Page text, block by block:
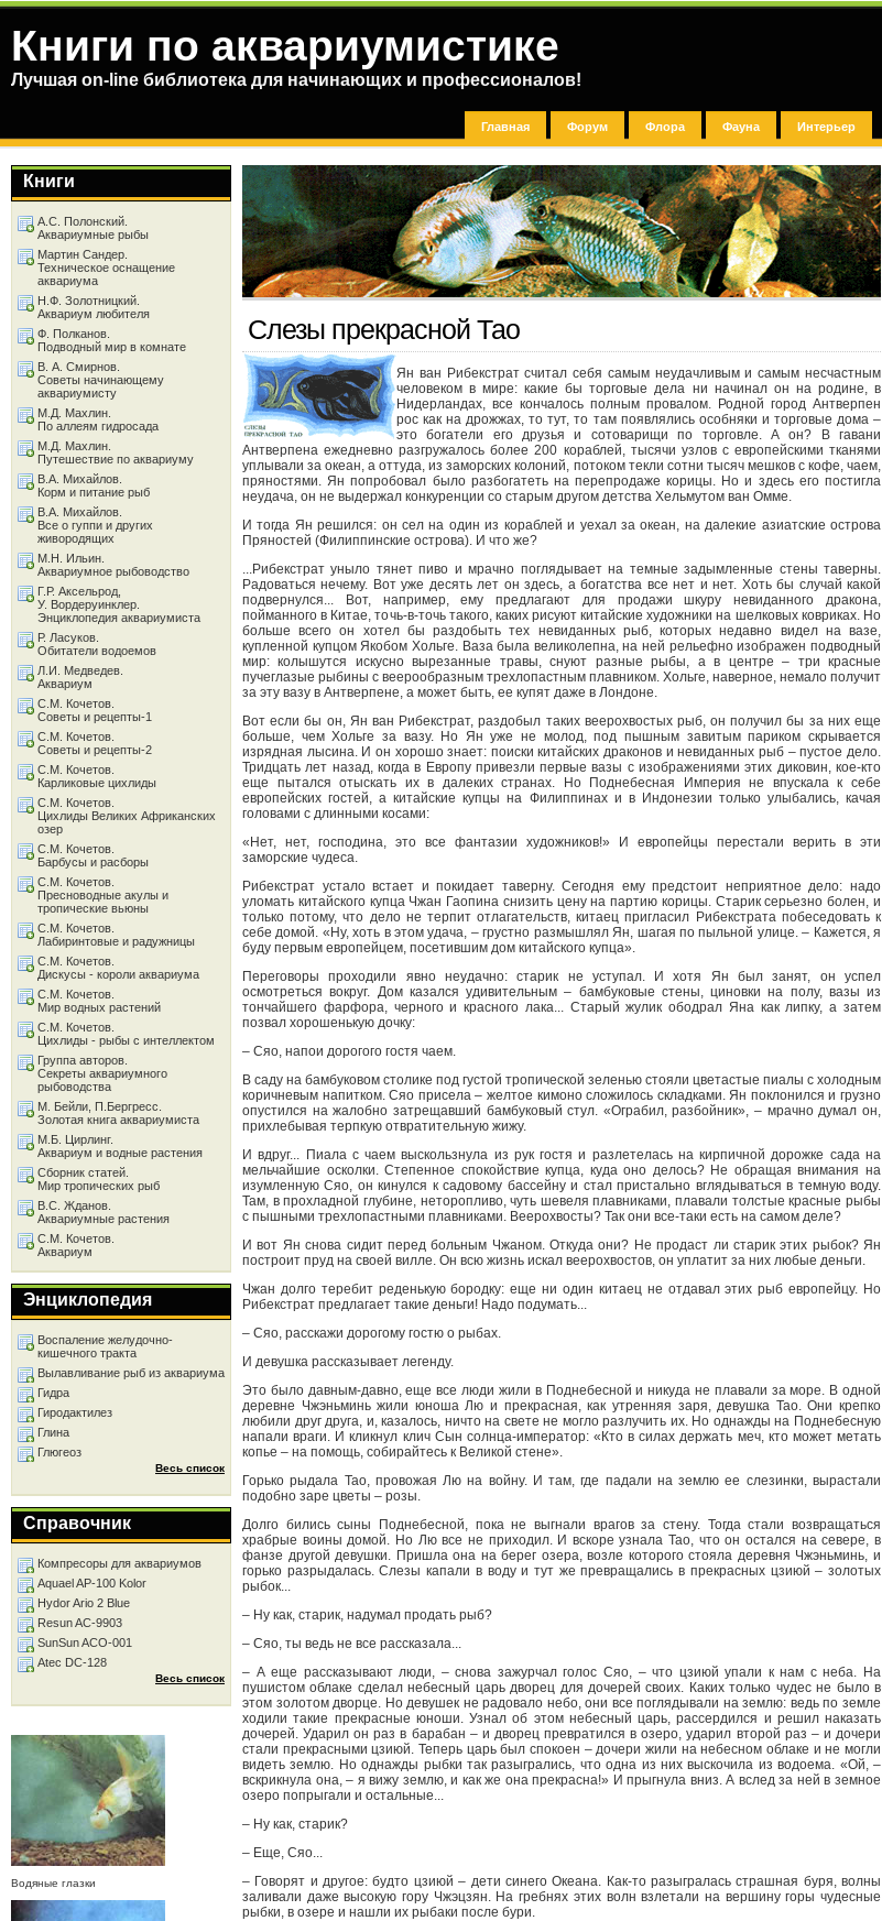
Книги по аквариумистике
Лучшая on-line библиотека для начинающих и профессионалов!
Главная Форум Флора Фауна Интерьер
Слезы прекрасной Тао
Ян ван Рибекстрат считал себя самым неудачливым и самым несчастным
человеком в мире: какие бы торговые дела ни начинал он на родине, в
Нидерландах, все кончалось полным провалом. Родной город Антверпен
рос как на дрожжах, то тут, то там появлялись особняки и торговые дома –
это богатели его друзья и сотоварищи по торговле. А он? В гавани
Антверпена ежедневно разгружалось более 200 кораблей, тысячи узлов с европейскими тканями
уплывали за океан, а оттуда, из заморских колоний, потоком текли сотни тысяч мешков с кофе, чаем,
пряностями. Ян попробовал было разбогатеть на перепродаже корицы. Но и здесь его постигла
неудача, он не выдержал конкуренции со старым другом детства Хельмутом ван Омме.
И тогда Ян решился: он сел на один из кораблей и уехал за океан, на далекие азиатские острова
Пряностей (Филиппинские острова). И что же?
...Рибекстрат уныло тянет пиво и мрачно поглядывает на темные задымленные стены таверны.
Радоваться нечему. Вот уже десять лет он здесь, а богатства все нет и нет. Хоть бы случай какой
подвернулся... Вот, например, ему предлагают для продажи шкуру невиданного дракона,
пойманного в Китае, точь-в-точь такого, каких рисуют китайские художники на шелковых ковриках. Но
больше всего он хотел бы раздобыть тех невиданных рыб, которых недавно видел на вазе,
купленной купцом Якобом Хольге. Ваза была великолепна, на ней рельефно изображен подводный
мир: колышутся искусно вырезанные травы, снуют разные рыбы, а в центре – три красные
пучеглазые рыбины с веерообразным трехлопастным плавником. Хольге, наверное, немало получит
за эту вазу в Антверпене, а может быть, ее купят даже в Лондоне.
Вот если бы он, Ян ван Рибекстрат, раздобыл таких веерохвостых рыб, он получил бы за них еще
больше, чем Хольге за вазу. Но Ян уже не молод, под пышным завитым париком скрывается
изрядная лысина. И он хорошо знает: поиски китайских драконов и невиданных рыб – пустое дело.
Тридцать лет назад, когда в Европу привезли первые вазы с изображениями этих диковин, кое-кто
еще пытался отыскать их в далеких странах. Но Поднебесная Империя не впускала к себе
европейских гостей, а китайские купцы на Филиппинах и в Индонезии только улыбались, качая
головами с длинными косами:
«Нет, нет, господина, это все фантазии художников!» И европейцы перестали верить в эти
заморские чудеса.
Рибекстрат устало встает и покидает таверну. Сегодня ему предстоит неприятное дело: надо
уломать китайского купца Чжан Гаопина снизить цену на партию корицы. Старик серьезно болен, и
только потому, что дело не терпит отлагательств, китаец пригласил Рибекстрата побеседовать к
себе домой. «Ну, хоть в этом удача, – грустно размышлял Ян, шагая по пыльной улице. – Кажется, я
буду первым европейцем, посетившим дом китайского купца».
Переговоры проходили явно неудачно: старик не уступал. И хотя Ян был занят, он успел
осмотреться вокруг. Дом казался удивительным – бамбуковые стены, циновки на полу, вазы из
тончайшего фарфора, черного и красного лака... Старый жулик ободрал Яна как липку, а затем
позвал хорошенькую дочку:
– Сяо, напои дорогого гостя чаем.
В саду на бамбуковом столике под густой тропической зеленью стояли цветастые пиалы с холодным
коричневым напитком. Сяо присела – желтое кимоно сложилось складками. Ян поклонился и грузно
опустился на жалобно затрещавший бамбуковый стул. «Ограбил, разбойник», – мрачно думал он,
прихлебывая терпкую отвратительную жижу.
И вдруг... Пиала с чаем выскользнула из рук гостя и разлетелась на кирпичной дорожке сада на
мельчайшие осколки. Степенное спокойствие купца, куда оно делось? Не обращая внимания на
изумленную Сяо, он кинулся к садовому бассейну и стал пристально вглядываться в темную воду.
Там, в прохладной глубине, неторопливо, чуть шевеля плавниками, плавали толстые красные рыбы
с пышными трехлопастными плавниками. Веерохвосты? Так они все-таки есть на самом деле?
И вот Ян снова сидит перед больным Чжаном. Откуда они? Не продаст ли старик этих рыбок? Ян
построит пруд на своей вилле. Он всю жизнь искал веерохвостов, он уплатит за них любые деньги.
Чжан долго теребит реденькую бородку: еще ни один китаец не отдавал этих рыб европейцу. Но
Рибекстрат предлагает такие деньги! Надо подумать...
– Сяо, расскажи дорогому гостю о рыбах.
И девушка рассказывает легенду.
Это было давным-давно, еще все люди жили в Поднебесной и никуда не плавали за море. В одной
деревне Чжэньминь жили юноша Лю и прекрасная, как утренняя заря, девушка Тао. Они крепко
любили друг друга, и, казалось, ничто на свете не могло разлучить их. Но однажды на Поднебесную
напали враги. И кликнул клич Сын солнца-император: «Кто в силах держать меч, кто может метать
копье – на помощь, собирайтесь к Великой стене».
Горько рыдала Тао, провожая Лю на войну. И там, где падали на землю ее слезинки, вырастали
подобно заре цветы – розы.
Долго бились сыны Поднебесной, пока не выгнали врагов за стену. Тогда стали возвращаться
храбрые воины домой. Но Лю все не приходил. И вскоре узнала Тао, что он остался на севере, в
фанзе другой девушки. Пришла она на берег озера, возле которого стояла деревня Чжэньминь, и
горько разрыдалась. Слезы капали в воду и тут же превращались в прекрасных цзиюй – золотых
рыбок...
– Ну как, старик, надумал продать рыб?
– Сяо, ты ведь не все рассказала...
– А еще рассказывают люди, – снова зажурчал голос Сяо, – что цзиюй упали к нам с неба. На
пушистом облаке сделал небесный царь дворец для дочерей своих. Каких только чудес не было в
этом золотом дворце. Но девушек не радовало небо, они все поглядывали на землю: ведь по земле
ходили такие прекрасные юноши. Узнал об этом небесный царь, рассердился и решил наказать
дочерей. Ударил он раз в барабан – и дворец превратился в озеро, ударил второй раз – и дочери
стали прекрасными цзиюй. Теперь царь был спокоен – дочери жили на небесном облаке и не могли
видеть землю. Но однажды рыбки так разыгрались, что одна из них выскочила из водоема. «Ой, –
вскрикнула она, – я вижу землю, и как же она прекрасна!» И прыгнула вниз. А вслед за ней в земное
озеро попрыгали и остальные...
– Ну как, старик?
– Еще, Сяо...
– Говорят и другое: будто цзиюй – дети синего Океана. Как-то разыгралась страшная буря, волны
заливали даже высокую гору Чжэцзян. На гребнях этих волн взлетали на вершину горы чудесные
рыбки, в озере и нашли их рыбаки после бури.
Книги
А.С. Полонский.
Аквариумные рыбы
Мартин Сандер.
Техническое оснащение
аквариума
Н.Ф. Золотницкий.
Аквариум любителя
Ф. Полканов.
Подводный мир в комнате
В. А. Смирнов.
Советы начинающему
аквариумисту
М.Д. Махлин.
По аллеям гидросада
М.Д. Махлин.
Путешествие по аквариуму
В.А. Михайлов.
Корм и питание рыб
В.А. Михайлов.
Все о гуппи и других
живородящих
М.Н. Ильин.
Аквариумное рыбоводство
Г.Р. Аксельрод,
У. Вордеруинклер.
Энциклопедия аквариумиста
Р. Ласуков.
Обитатели водоемов
Л.И. Медведев.
Аквариум
С.М. Кочетов.
Советы и рецепты-1
С.М. Кочетов.
Советы и рецепты-2
С.М. Кочетов.
Карликовые цихлиды
С.М. Кочетов.
Цихлиды Великих Африканских
озер
С.М. Кочетов.
Барбусы и расборы
С.М. Кочетов.
Пресноводные акулы и
тропические вьюны
С.М. Кочетов.
Лабиринтовые и радужницы
С.М. Кочетов.
Дискусы - короли аквариума
С.М. Кочетов.
Мир водных растений
С.М. Кочетов.
Цихлиды - рыбы с интеллектом
Группа авторов.
Секреты аквариумного
рыбоводства
М. Бейли, П.Бергресс.
Золотая книга аквариумиста
М.Б. Цирлинг.
Аквариум и водные растения
Сборник статей.
Мир тропических рыб
В.С. Жданов.
Аквариумные растения
С.М. Кочетов.
Аквариум
Энциклопедия
Воспаление желудочно-
кишечного тракта
Вылавливание рыб из аквариума
Гидра
Гиродактилез
Глина
Глюгеоз
Весь список
Справочник
Компресоры для аквариумов
Aquael AP-100 Kolor
Hydor Ario 2 Blue
Resun AC-9903
SunSun ACO-001
Atec DC-128
Весь список
Водяные глазки